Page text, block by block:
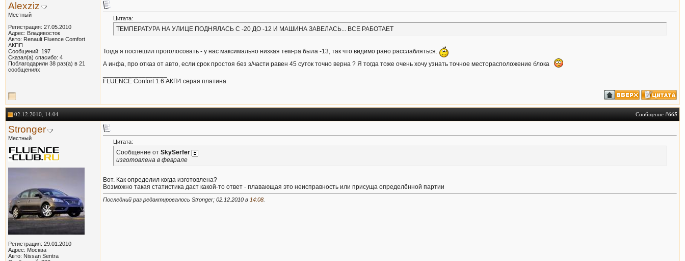
Alexziz
Местный
Регистрация: 27.05.2010
Адрес: Владивосток
Авто: Renault Fluence Comfort
АКПП
Сообщений: 197
Сказал(а) спасибо: 4
Поблагодарили 38 раз(а) в 21
сообщениях
Цитата:
ТЕМПЕРАТУРА НА УЛИЦЕ ПОДНЯЛАСЬ С -20 ДО -12 И МАШИНА ЗАВЕЛАСЬ... ВСЕ РАБОТАЕТ
Тогда я поспешил проголосовать - у нас максимально низкая тем-ра была -13, так что видимо рано расслабляться.
А инфа, про отказ от авто, если срок простоя без з/части равен 45 суток точно верна ? Я тогда тоже очень хочу узнать точное месторасположение блока
FLUENCE Confort 1.6 АКП4 серая платина
02.12.2010, 14:04 Сообщение #665
Stronger
Местный
Регистрация: 29.01.2010
Адрес: Москва
Авто: Nissan Sentra
Цитата:
Сообщение от SkySerfer
изготовлена в феврале
Вот. Как определил когда изготовлена?
Возможно такая статистика даст какой-то ответ - плавающая это неисправность или присуща определённой партии
Последний раз редактировалось Stronger; 02.12.2010 в 14:08